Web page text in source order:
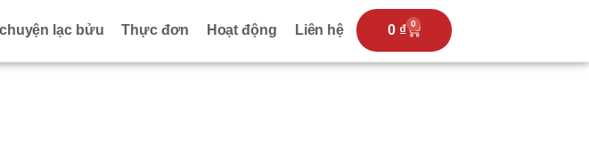
lạc bửu Thực đơn Hoạt động Liên hệ 0 ₫ 0